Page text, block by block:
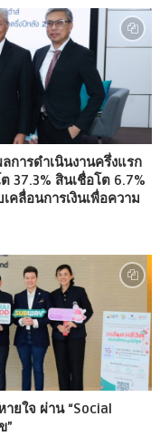
การดำเนินงานครึ่งแรก
37.3% สินเชื่อโต 6.7%
คลื่อนการเงินเพื่อความ
ยใจ ผ่าน “Social
”